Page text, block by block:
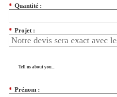
* Quantité :
* Projet :
Tell us about you...
* Prénom :